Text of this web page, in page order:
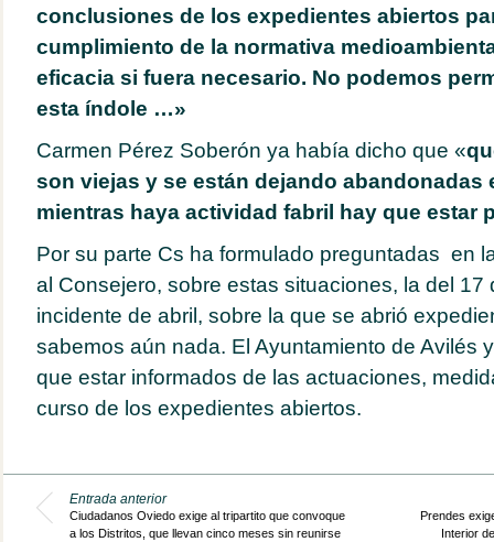
conclusiones de los expedientes abiertos
cumplimiento de la normativa
eficacia si fuera necesario. No podemos
esta índole …»
Carmen Pérez Soberón ya había dicho que «
son viejas y se están dejando abandonadas
mientras haya actividad fabril hay que estar
Por su parte Cs ha formulado preguntadas en
al Consejero, sobre estas situaciones, la del 17
incidente de abril, sobre la que se abrió
sabemos aún nada. El Ayuntamiento de Avilés
que estar informados de las actuaciones,
curso de los expedientes abiertos.
Entrada anterior
Ciudadanos Oviedo exige al tripartito que convoque
a los Distritos, que llevan cinco meses sin reunirse
Prendes
Interior